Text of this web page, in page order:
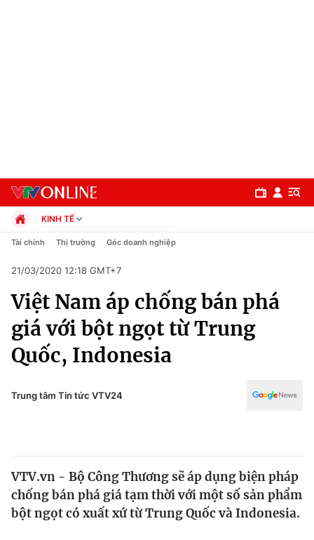
Chuyên mục
Chính trị
Xã hội
Pháp luật
Thế giới
Tin tức
Kinh tế
KINH TẾ
Chính trị
Pháp luật
Kinh tế
Thể thao
Truyền hình
Văn hóa - Giải trí
Y tế
Tài chính Thị trường Góc doanh nghiệp
21/03/2020 12:18 GMT+7
Việt Nam áp chống bán phá
giá với bột ngọt từ Trung
Quốc, Indonesia
Trung tâm Tin tức VTV24
VTV.vn - Bộ Công Thương sẽ áp dụng biện pháp
chống bán phá giá tạm thời với một số sản phẩm
bột ngọt có xuất xứ từ Trung Quốc và Indonesia.